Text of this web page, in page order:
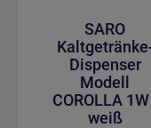
SARO
Dispenser
Modell
COROLLA
weiß